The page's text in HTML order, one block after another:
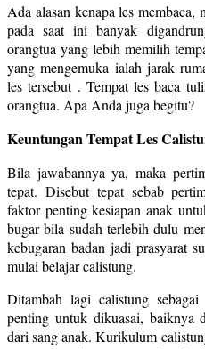
Ada alasan kenapa les
pada saat ini banyak
orangtua yang lebih memilih
yang mengemuka ialah jarak
les tersebut . Tempat les baca
orangtua. Apa Anda juga begitu?
Keuntungan Tempat Les
Bila jawabannya ya, maka
tepat. Disebut tepat sebab
faktor penting kesiapan anak
bugar bila sudah terlebih dulu
kebugaran badan jadi prasyarat
mulai belajar calistung.
Ditambah lagi calistung
penting untuk dikuasai, baiknya
dari sang anak. Kurikulum